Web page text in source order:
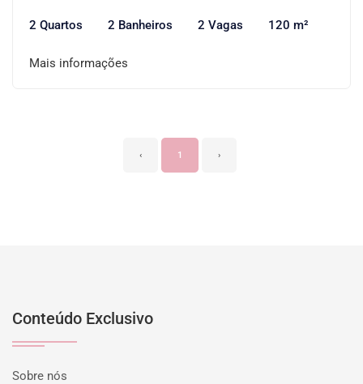
2 Quartos 2 Banheiros 2 Vagas 120 m²
Mais informações
‹ 1 ›
Conteúdo Exclusivo
Sobre nós